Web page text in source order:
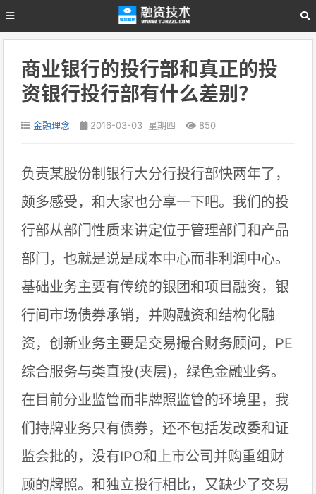
商业银行的投行部和真正的投
资银行投行部有什么差别？
金融理念 2016-03-03 星期四 850
负责某股份制银行大分行投行部快两年了，
颇多感受，和大家也分享一下吧。我们的投
行部从部门性质来讲定位于管理部门和产品
部门，也就是说是成本中心而非利润中心。
基础业务主要有传统的银团和项目融资，银
行间市场债券承销，并购融资和结构化融
资，创新业务主要是交易撮合财务顾问，PE
综合服务与类直投(夹层)，绿色金融业务。
在目前分业监管而非牌照监管的环境里，我
们持牌业务只有债券，还不包括发改委和证
监会批的，没有IPO和上市公司并购重组财
顾的牌照。和独立投行相比，又缺少了交易